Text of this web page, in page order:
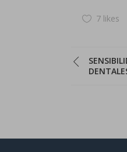
7 likes